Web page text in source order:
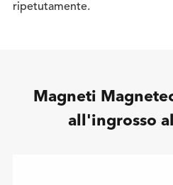
ripetutamente.
Magneti
all'ingrosso